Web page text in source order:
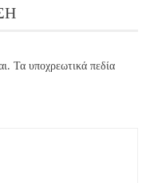
Τα υποχρεωτικά πεδία